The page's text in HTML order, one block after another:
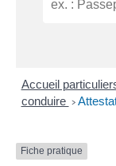
Accueil
conduire >
Fiche pratique